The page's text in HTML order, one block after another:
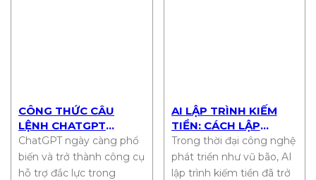
CÔNG THỨC CÂU
LỆNH CHATGPT
CHUẨN NHẤT 2025
ChatGPT ngày càng phổ
biến và trở thành công cụ
hỗ trợ đắc lực trong
AI LẬP TRÌNH KIẾM
TIỀN: CÁCH LẬP
TRÌNH VIÊN BIẾN Ý
TƯỞNG THÀNH THU
NHẬP THỤ ĐỘNG
Trong thời đại công nghệ
phát triển như vũ bão, AI
lập trình kiếm tiền đã trở